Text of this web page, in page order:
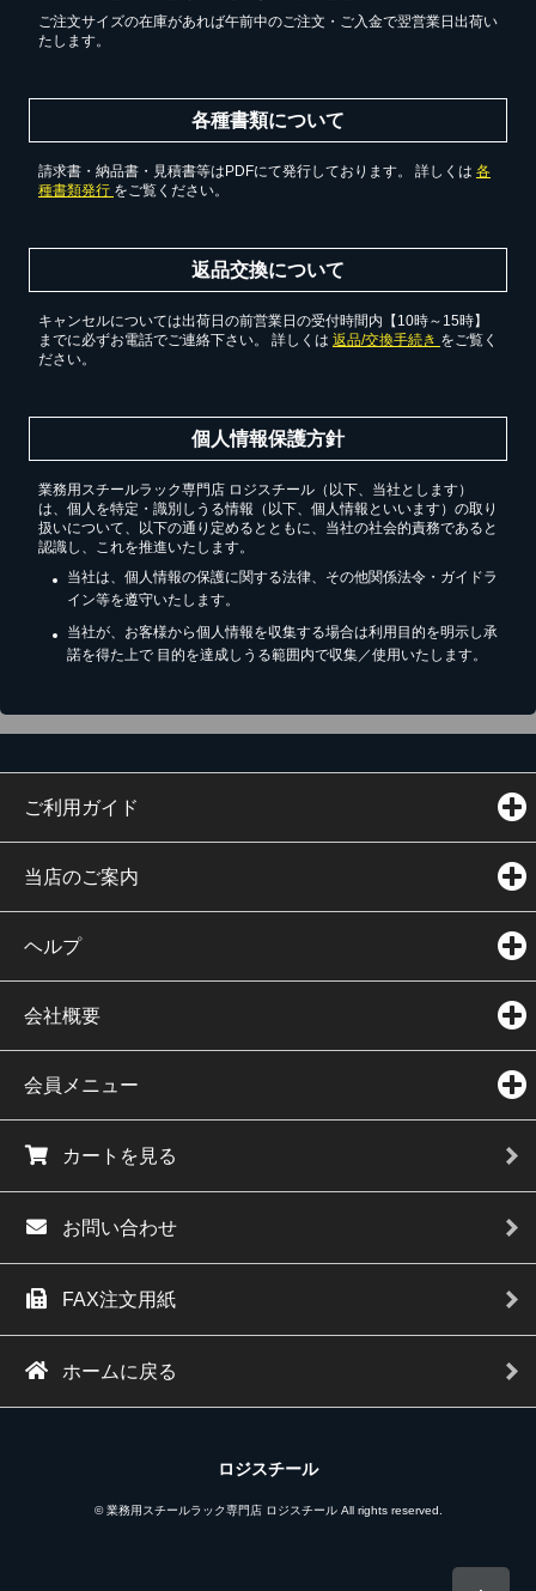
ご注文サイズの在庫があれば午前中のご注文・ご入金で翌営業日出荷い
たします。
各種書類について
請求書・納品書・見積書等はPDFにて発行しております。 詳しくは 各
種書類発行 をご覧ください。
返品交換について
キャンセルについては出荷日の前営業日の受付時間内【10時～15時】
までに必ずお電話でご連絡下さい。 詳しくは 返品/交換手続き をご覧く
ださい。
個人情報保護方針
業務用スチールラック専門店 ロジスチール（以下、当社とします）
は、個人を特定・識別しうる情報（以下、個人情報といいます）の取り
扱いについて、以下の通り定めるとともに、当社の社会的責務であると
認識し、これを推進いたします。
当社は、個人情報の保護に関する法律、その他関係法令・ガイドラ
イン等を遵守いたします。
当社が、お客様から個人情報を収集する場合は利用目的を明示し承
諾を得た上で 目的を達成しうる範囲内で収集／使用いたします。
ご利用ガイド
当店のご案内
ヘルプ
会社概要
会員メニュー
カートを見る
お問い合わせ
FAX注文用紙
ホームに戻る
ロジスチール
© 業務用スチールラック専門店 ロジスチール All rights reserved.